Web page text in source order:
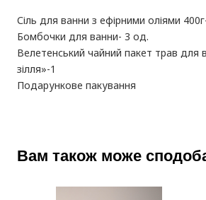
Сіль для ванни з ефірними оліями
Бомбочки для ванни- 3 од.
Велетенський чайний пакет трав для
зілля»-1
Подарункове пакування
Вам також може